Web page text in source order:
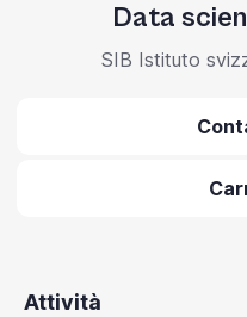
Data
SIB Istituto
Attività